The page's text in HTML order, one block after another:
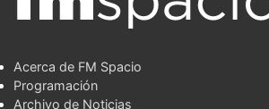
Acerca de FM Spacio
Programación
Archivo de Noticias